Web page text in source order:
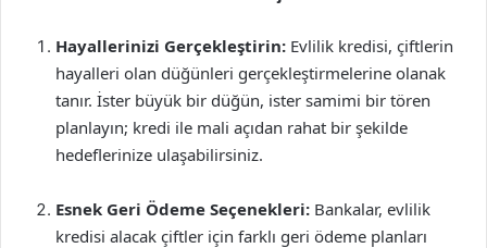
Hayallerinizi Gerçekleştirin: Evlilik kredisi, çiftlerin
hayalleri olan düğünleri gerçekleştirmelerine olanak
tanır. İster büyük bir düğün, ister samimi bir tören
planlayın; kredi ile mali açıdan rahat bir şekilde
hedeflerinize ulaşabilirsiniz.
Esnek Geri Ödeme Seçenekleri: Bankalar, evlilik
kredisi alacak çiftler için farklı geri ödeme planları